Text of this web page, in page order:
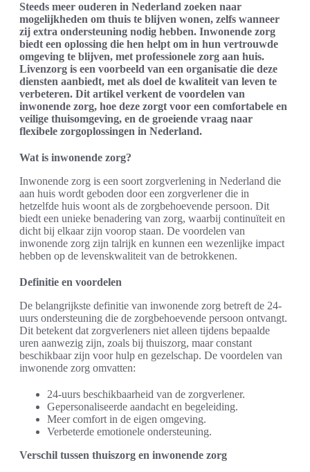
Steeds meer ouderen in Nederland zoeken naar
mogelijkheden om thuis te blijven wonen, zelfs wanneer
zij extra ondersteuning nodig hebben. Inwonende zorg
biedt een oplossing die hen helpt om in hun vertrouwde
omgeving te blijven, met professionele zorg aan huis.
Livenzorg is een voorbeeld van een organisatie die deze
diensten aanbiedt, met als doel de kwaliteit van leven te
verbeteren. Dit artikel verkent de voordelen van
inwonende zorg, hoe deze zorgt voor een comfortabele en
veilige thuisomgeving, en de groeiende vraag naar
flexibele zorgoplossingen in Nederland.
Wat is inwonende zorg?
Inwonende zorg is een soort zorgverlening in Nederland die
aan huis wordt geboden door een zorgverlener die in
hetzelfde huis woont als de zorgbehoevende persoon. Dit
biedt een unieke benadering van zorg, waarbij continuïteit en
dicht bij elkaar zijn voorop staan. De voordelen van
inwonende zorg zijn talrijk en kunnen een wezenlijke impact
hebben op de levenskwaliteit van de betrokkenen.
Definitie en voordelen
De belangrijkste definitie van inwonende zorg betreft de 24-
uurs ondersteuning die de zorgbehoevende persoon ontvangt.
Dit betekent dat zorgverleners niet alleen tijdens bepaalde
uren aanwezig zijn, zoals bij thuiszorg, maar constant
beschikbaar zijn voor hulp en gezelschap. De voordelen van
inwonende zorg omvatten:
24-uurs beschikbaarheid van de zorgverlener.
Gepersonaliseerde aandacht en begeleiding.
Meer comfort in de eigen omgeving.
Verbeterde emotionele ondersteuning.
Verschil tussen thuiszorg en inwonende zorg